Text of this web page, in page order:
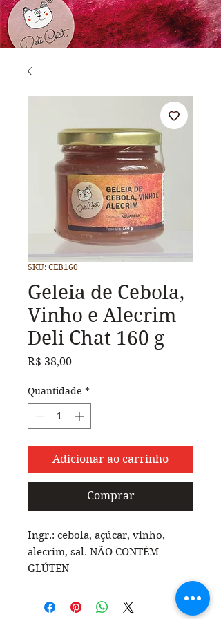
SKU: CEB160
Geleia de Cebola,
Vinho e Alecrim
Deli Chat 160 g
R$ 38,00Preço
Quantidade *
Adicionar ao carrinho
Comprar
Ingr.: cebola, açúcar, vinho,
alecrim, sal. NÃO CONTÉM
GLÚTEN